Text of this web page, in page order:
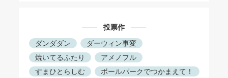
投票作
ダンダダン
ダーウィン事変
焼いてるふたり
アメノフル
すまひとらしむ
ボールパークでつかまえて！